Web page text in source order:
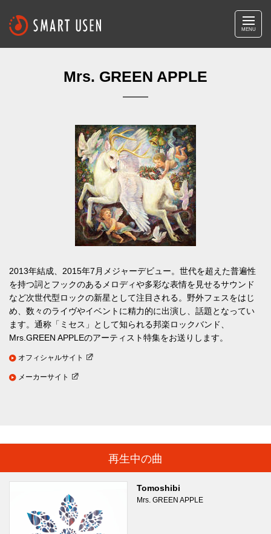
MENU
Mrs. GREEN APPLE
2013年結成、2015年7月メジャーデビュー。世代を超えた普遍性
を持つ詞とフックのあるメロディや多彩な表情を見せるサウンド
など次世代型ロックの新星として注目される。野外フェスをはじ
め、数々のライヴやイベントに精力的に出演し、話題となってい
ます。通称「ミセス」として知られる邦楽ロックバンド、
Mrs.GREEN APPLEのアーティスト特集をお送りします。
オフィシャルサイト
メーカーサイト
再生中の曲
Tomoshibi
Mrs. GREEN APPLE